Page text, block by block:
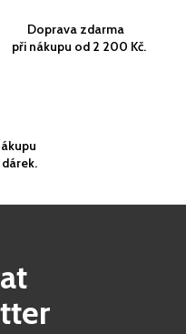
Doprava zdarma
při nákupu od 2 200 Kč.